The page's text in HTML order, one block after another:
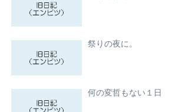
祭りの夜に。
何の変哲もない１日